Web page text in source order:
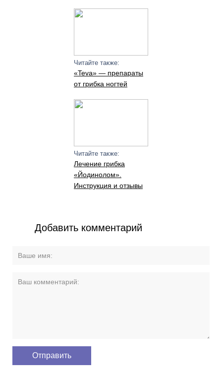
Читайте также:
«Teva» — препараты
от грибка ногтей
Читайте также:
Лечение грибка
«Йодинолом».
Инструкция и отзывы
Добавить комментарий